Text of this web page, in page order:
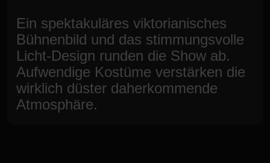
Ein spektakuläres viktorianisches
Bühnenbild und das stimmungsvolle
Licht-Design runden die Show ab.
Aufwendige Kostüme verstärken die
wirklich düster daherkommende
Atmosphäre.